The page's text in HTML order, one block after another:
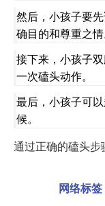
然后，小孩子要
确目的和尊重之情
接下来，小孩子
一次磕头动作。
最后，小孩子可
候。
通过正确的磕头步
网络标签